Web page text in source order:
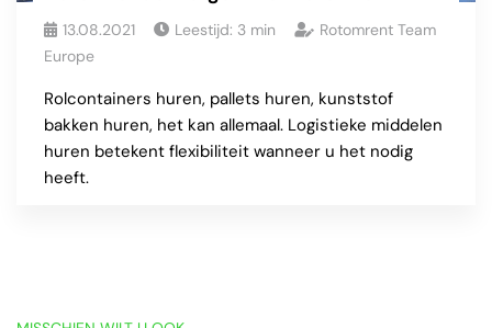
13.08.2021 Leestijd: 3 min
Rotomrent Team
Europe
Rolcontainers huren, pallets huren, kunststof
bakken huren, het kan allemaal. Logistieke middelen
huren betekent flexibiliteit wanneer u het nodig
heeft.